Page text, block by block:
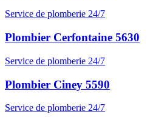
Service de plomberie 24/7
Plombier Cerfontaine 5630
Service de plomberie 24/7
Plombier Ciney 5590
Service de plomberie 24/7